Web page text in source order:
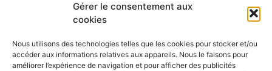
Gérer le consentement aux
cookies
Nous utilisons des technologies telles que les cookies pour stocker et/ou
accéder aux informations relatives aux appareils. Nous le faisons pour
améliorer l’expérience de navigation et pour afficher des publicités
Un site qui vulgarise la voile, à destination
mer.